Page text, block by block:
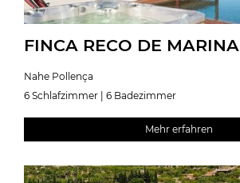
FINCA RECO DE MARINA
Nahe Pollença
6 Schlafzimmer | 6 Badezimmer
Mehr erfahren